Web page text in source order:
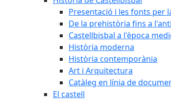
Presentació i les fonts per
De la prehistòria fins a
Castellbisbal a l'època
Història moderna
Història contemporània
Art i Arquitectura
Catàleg en línia de
El castell